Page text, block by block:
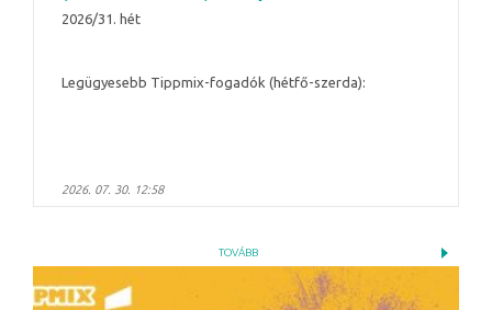
2026/31. hét
Legügyesebb Tippmix-fogadók (hétfő-szerda):
2026. 07. 30. 12:58
TOVÁBB